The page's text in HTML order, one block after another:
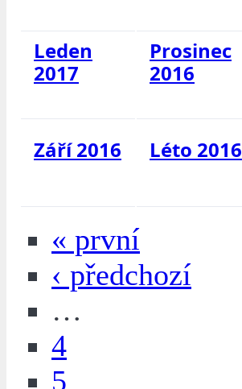
Leden
2017
Prosinec
2016
Září 2016 Léto 2016
« první
‹ předchozí
…
4
5